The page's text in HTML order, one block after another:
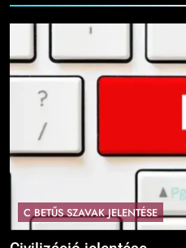
C BETŰS SZAVAK JELENTÉSE